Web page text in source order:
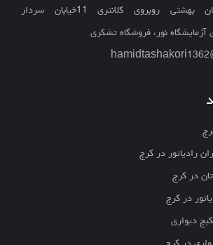
کرج - خیابان بهشتی روبروی کلانتری 11خیابان سردار
آزمایشگاه نور، فروشگاه تشکری
رادیاتور در کرج
در کرج
در کرج
دیواری